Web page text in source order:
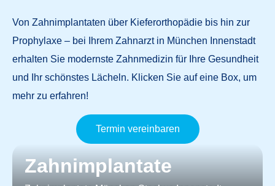
Von Zahnimplantaten über Kieferorthopädie bis hin zur
Prophylaxe – bei Ihrem Zahnarzt in München Innenstadt
erhalten Sie modernste Zahnmedizin für Ihre Gesundheit
und Ihr schönstes Lächeln. Klicken Sie auf eine Box, um
mehr zu erfahren!
Termin vereinbaren
Zahnimplantate​